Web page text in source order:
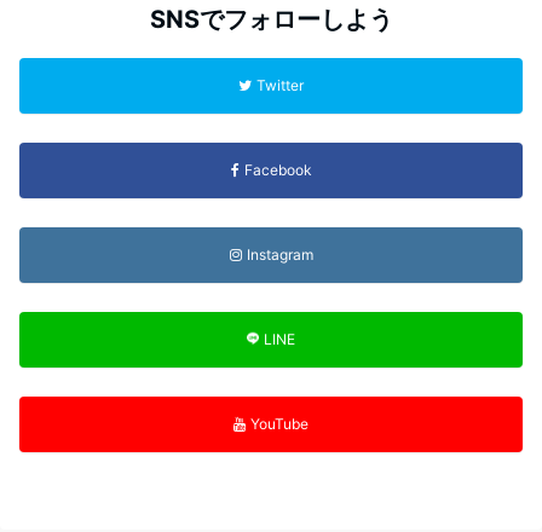
SNSでフォローしよう
Twitter
Facebook
Instagram
LINE
YouTube